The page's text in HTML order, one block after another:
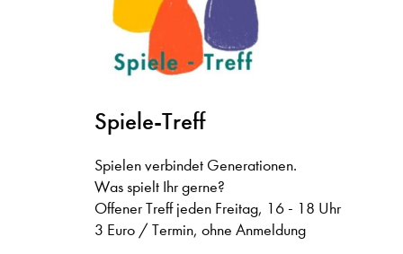
Spiele-Treff
Spielen verbindet Generationen.
Was spielt Ihr gerne?
Offener Treff jeden Freitag, 16 - 18 Uhr
3 Euro / Termin, ohne Anmeldung